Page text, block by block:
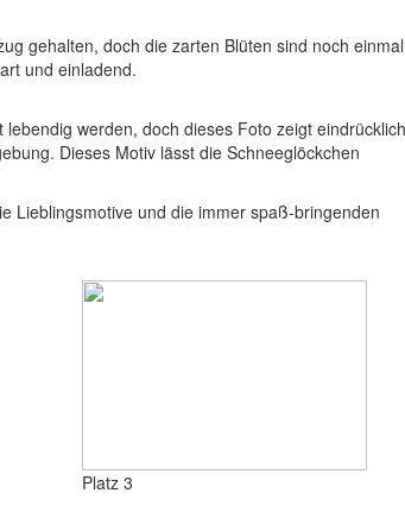
gehalten, doch die zarten Blüten sind noch einmal
und einladend.
werden, doch dieses Foto zeigt
Dieses Motiv lässt die Schneeglöckchen
Lieblingsmotive und die immer spaß-bringenden
Platz 3